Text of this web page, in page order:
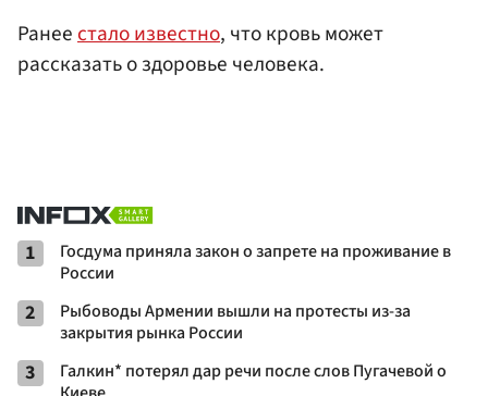
Ранеестало известно, что кровь может
рассказать о здоровье человека.
1
Госдума приняла закон о запрете на проживание в
России
2
Рыбоводы Армении вышли на протесты из-за
закрытия рынка России
3
Галкин* потерял дар речи после слов Пугачевой о